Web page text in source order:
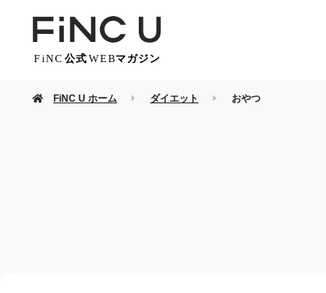
FiNC U ホーム ダイエット おやつ